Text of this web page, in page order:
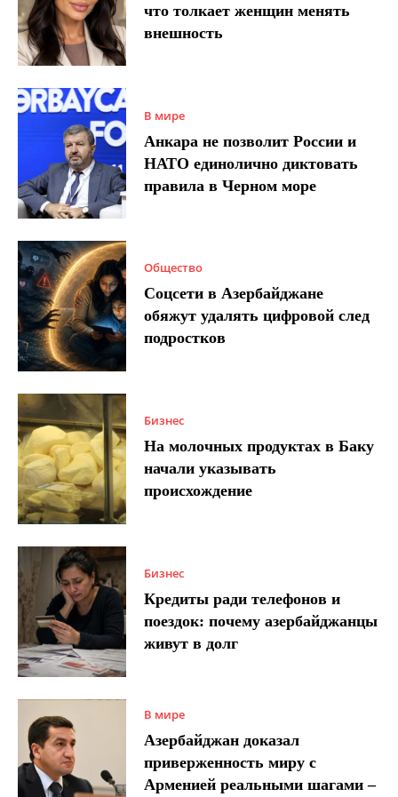
что толкает женщин менять
внешность
В мире
Анкара не позволит России и
НАТО единолично диктовать
правила в Черном море
Общество
Соцсети в Азербайджане
обяжут удалять цифровой след
подростков
Бизнес
На молочных продуктах в Баку
начали указывать
происхождение
Бизнес
Кредиты ради телефонов и
поездок: почему азербайджанцы
живут в долг
В мире
Азербайджан доказал
приверженность миру с
Арменией реальными шагами –